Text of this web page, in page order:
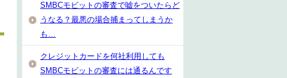
SMBCモビットの審査で嘘をついたらど
うなる？最悪の場合捕まってしまうか
も…
クレジットカードを何社利用しても
SMBCモビットの審査には通るんです